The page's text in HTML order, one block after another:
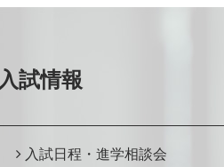
入試情報
入試日程・進学相談会